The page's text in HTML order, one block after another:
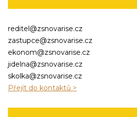
reditel@zsnovarise.cz
zastupce@zsnovarise.cz
ekonom@zsnovarise.cz
jidelna@zsnovarise.cz
skolka@zsnovarise.cz
Přejít do kontaktů >